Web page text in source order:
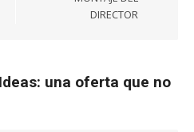
DIRECTOR
una oferta que no